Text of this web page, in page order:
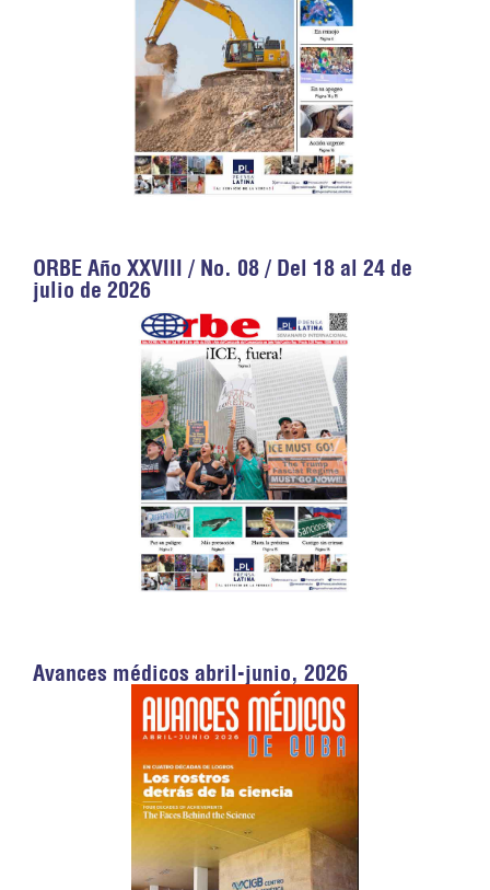
ORBE Año XXVIII / No. 08 / Del 18 al 24 de
julio de 2026
Avances médicos abril-junio, 2026